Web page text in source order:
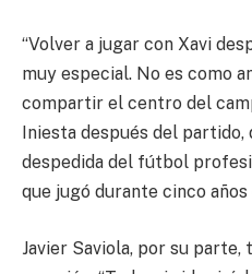
“Volver a jugar con Xavi
muy especial. No es como
compartir el centro del
Iniesta después del
despedida del fútbol
que jugó durante cinco
Javier Saviola, por su parte,